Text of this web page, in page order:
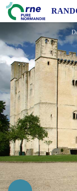
Donjon de Chambois